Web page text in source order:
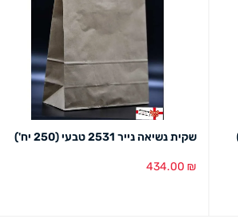
שקית נשיאה נייר 2531 טבעי (250 יח')
434.00 ₪